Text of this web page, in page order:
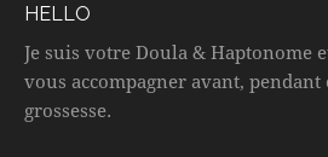
HELLO
Je suis votre Doula & Haptonome
vous accompagner avant, pendant
grossesse.